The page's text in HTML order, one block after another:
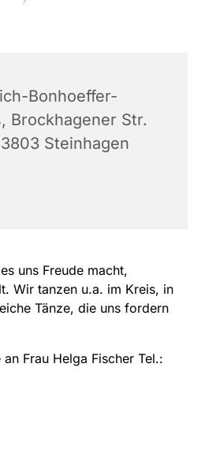
Bonhoeffer-
Brockhagener Str.
Steinhagen
uns Freude macht,
Wir tanzen u.a. im Kreis, in
Tänze, die uns fordern
Frau Helga Fischer Tel.: